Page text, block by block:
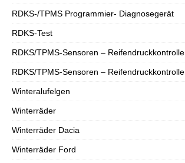
RDKS-/TPMS Programmier- Diagnosegerät
RDKS-Test
RDKS/TPMS-Sensoren – Reifendruckkontrolle
RDKS/TPMS-Sensoren – Reifendruckkontrolle
Winteralufelgen
Winterräder
Winterräder Dacia
Winterräder Ford